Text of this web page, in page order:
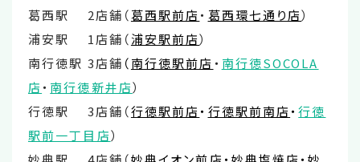
葛西駅 2店舗（葛西駅前店 ・ 葛西環七通り店）
浦安駅 1店舗（浦安駅前店）
南行徳駅 3店舗 （南行徳駅前店 ・ 南行徳SOCOLA
店 ・ 南行徳新井店）
行徳駅 3店舗（行徳駅前店 ・ 行徳駅前南店 ・行徳
駅前一丁目店）